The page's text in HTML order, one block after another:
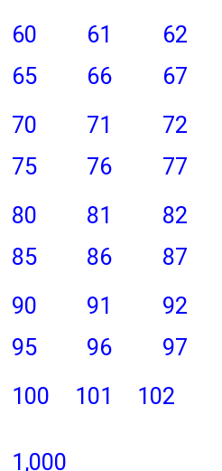
60
61 62
65
66 67
70
71 72
75
76 77
80
81 82
85
86 87
90
91 92
95
96 97
100
101 102
1,000